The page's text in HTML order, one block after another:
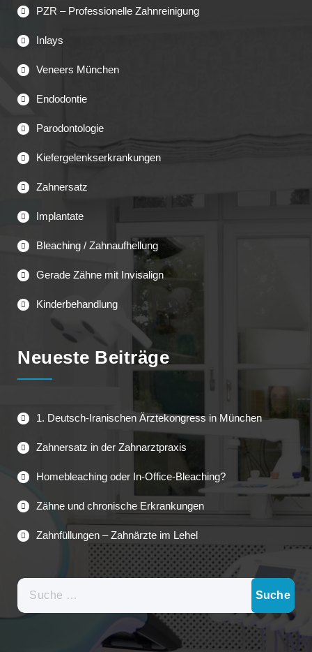
PZR – Professionelle Zahnreinigung
Inlays
Veneers München
Endodontie
Parodontologie
Kiefergelenkserkrankungen
Zahnersatz
Implantate
Bleaching / Zahnaufhellung
Gerade Zähne mit Invisalign
Kinderbehandlung
Neueste Beiträge
1. Deutsch-Iranischen Ärztekongress in München
Zahnersatz in der Zahnarztpraxis
Homebleaching oder In-Office-Bleaching?
Zähne und chronische Erkrankungen
Zahnfüllungen – Zahnärzte im Lehel
Suche
nach: